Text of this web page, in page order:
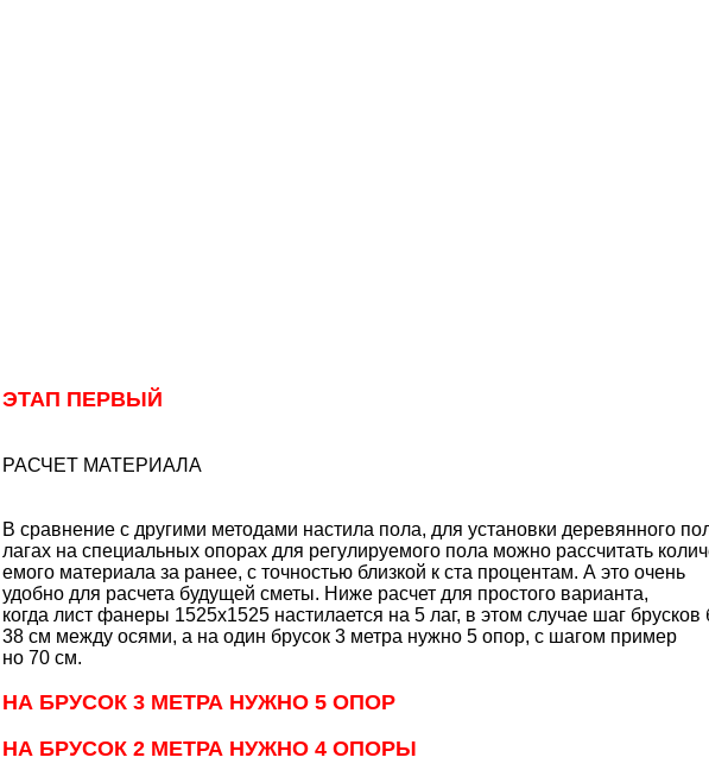
ЭТАП ПЕРВЫЙ
РАСЧЕТ МАТЕРИАЛА
В сравнение с другими методами настила пола, для установки деревянного
лагах на специальных опорах для регулируемого пола можно рассчитать
емого материала за ранее, с точностью близкой к ста процентам. А это очень
удобно для расчета будущей сметы. Ниже расчет для простого варианта,
когда лист фанеры 1525х1525 настилается на 5 лаг, в этом случае шаг брусков
38 см между осями, а на один брусок 3 метра нужно 5 опор, с шагом пример
но 70 см.
НА БРУСОК 3 МЕТРА НУЖНО 5 ОПОР
НА БРУСОК 2 МЕТРА НУЖНО 4 ОПОРЫ